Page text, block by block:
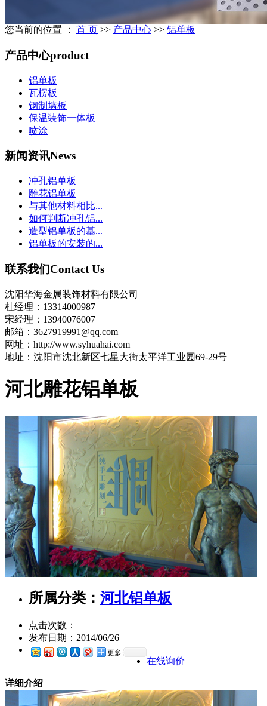
您当前的位置 ： 首 页 >> 产品中心 >> 铝单板
产品中心product
铝单板
瓦楞板
钢制墙板
保温装饰一体板
喷涂
新闻资讯News
冲孔铝单板
雕花铝单板
与其他材料相比...
如何判断冲孔铝...
造型铝单板的基...
铝单板的安装的...
联系我们Contact Us
沈阳华海金属装饰材料有限公司
杜经理：13314000987
宋经理：13940076007
邮箱：3627919991@qq.com
网址：http://www.syhuahai.com
地址：沈阳市沈北新区七星大街太平洋工业园69-29号
河北雕花铝单板
所属分类： 河北铝单板
点击次数：
发布日期： 2014/06/26
更多
在线询价
详细介绍